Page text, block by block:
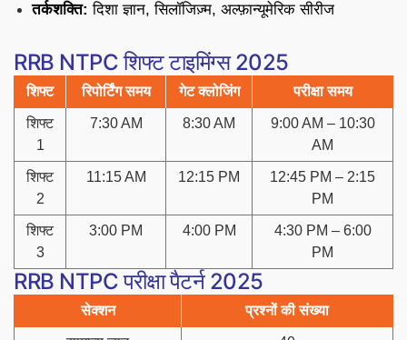
तर्कशक्ति: दिशा ज्ञान, सिलॉजिज़्म, अल्फ़ान्यूमेरिक सीरीज
RRB NTPC शिफ्ट टाइमिंग्स 2025
शिफ्ट रिपोर्टिंग समय गेट क्लोजिंग परीक्षा समय
शिफ्ट
1
7:30 AM 8:30 AM
9:00 AM – 10:30
AM
शिफ्ट
2
11:15 AM 12:15 PM
12:45 PM – 2:15
PM
शिफ्ट
3
3:00 PM 4:00 PM
4:30 PM – 6:00
PM
RRB NTPC परीक्षा पैटर्न 2025
सेक्शन प्रश्नों की संख्या